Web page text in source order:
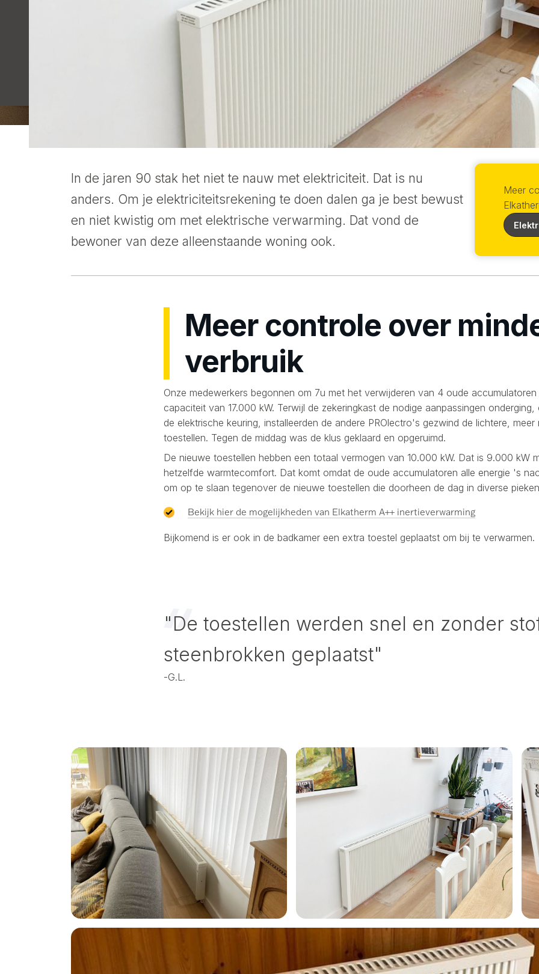
In de jaren 90 stak het niet te nauw met elektriciteit. Dat is nu
anders. Om je elektriciteitsrekening te doen dalen ga je best bewust
en niet kwistig om met elektrische verwarming. Dat vond de
bewoner van deze alleenstaande woning ook.
Meer
Meer controle over
verbruik
Onze medewerkers begonnen om 7u met het verwijderen van 4 oude
capaciteit van 17.000 kW. Terwijl de zekeringkast de nodige aanpassingen
de elektrische keuring, installeerden de andere PROlectro's gezwind de lichtere, meer
toestellen. Tegen de middag was de klus geklaard en opgeruimd.
De nieuwe toestellen hebben een totaal vermogen van 10.000 kW. Dat is 9.000 kW
hetzelfde warmtecomfort. Dat komt omdat de oude accumulatoren alle energie 's
om op te slaan tegenover de nieuwe toestellen die doorheen de dag in diverse
Bekijk hier de mogelijkheden van Elkatherm A++ inertieverwarming
Bijkomend is er ook in de badkamer een extra toestel geplaatst om bij te verwarmen.
"De toestellen werden snel en zonder
steenbrokken geplaatst"
-G.L.